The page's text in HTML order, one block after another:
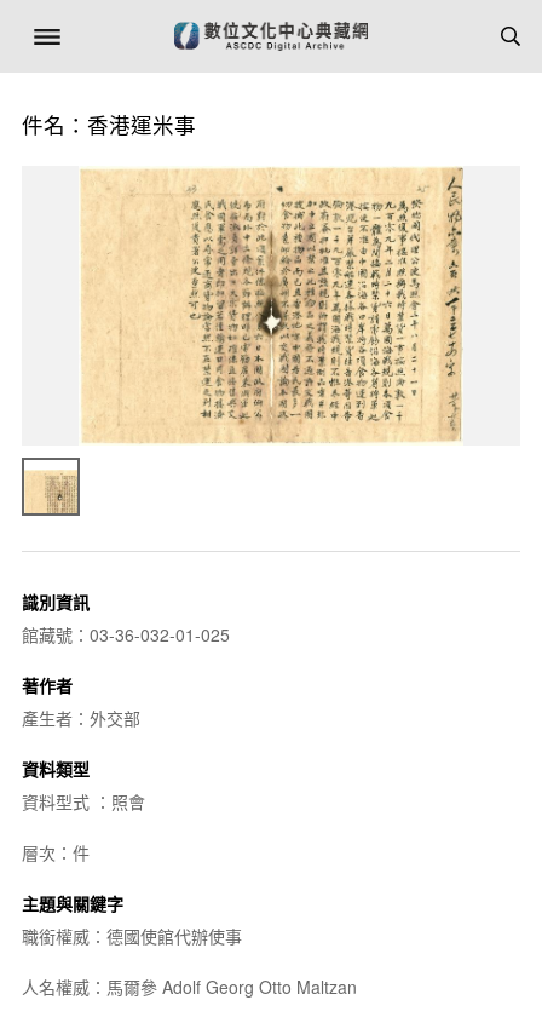
件名：香港運米事
識別資訊
館藏號：03-36-032-01-025
著作者
產生者：外交部
資料類型
資料型式 ：照會
層次：件
主題與關鍵字
職銜權威：德國使館代辦使事
人名權威：馬爾參 Adolf Georg Otto Maltzan